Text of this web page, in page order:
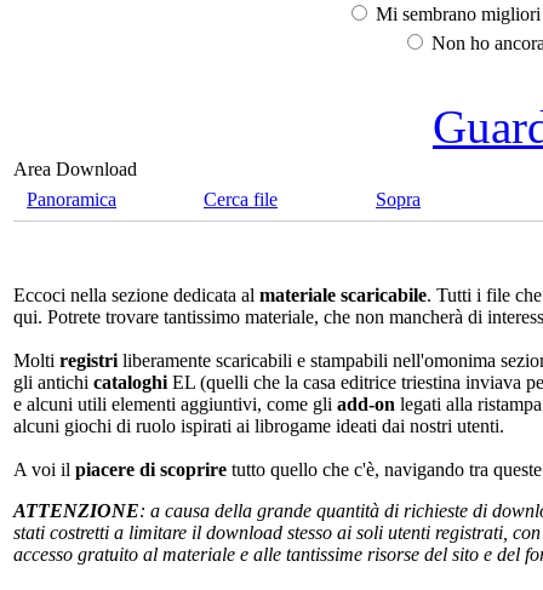
Mi sembrano
Non ho
Area Download
Panoramica
Cerca file Sopra
Eccoci nella sezione dedicata al materiale scaricabile. Tutti i file
qui. Potrete trovare tantissimo materiale, che non mancherà di
Molti registri liberamente scaricabili e stampabili nell'omonima
gli antichi cataloghi EL (quelli che la casa editrice triestina inviava
e alcuni utili elementi aggiuntivi, come gli add-on legati alla
alcuni giochi di ruolo ispirati ai librogame ideati dai nostri utenti.
A voi il piacere di scoprire tutto quello che c'è, navigando tra
ATTENZIONE: a causa della grande quantità di richieste di
stati costretti a limitare il download stesso ai soli utenti registrati,
accesso gratuito al materiale e alle tantissime risorse del sito e